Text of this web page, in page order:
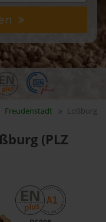
Freudenstadt Loßburg
(PLZ